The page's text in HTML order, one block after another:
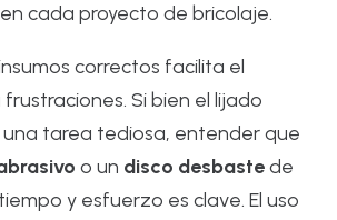
cada proyecto de bricolaje.
correctos facilita el
Si bien el lijado
tarea tediosa, entender que
o un disco desbastede
y esfuerzo es clave. El uso